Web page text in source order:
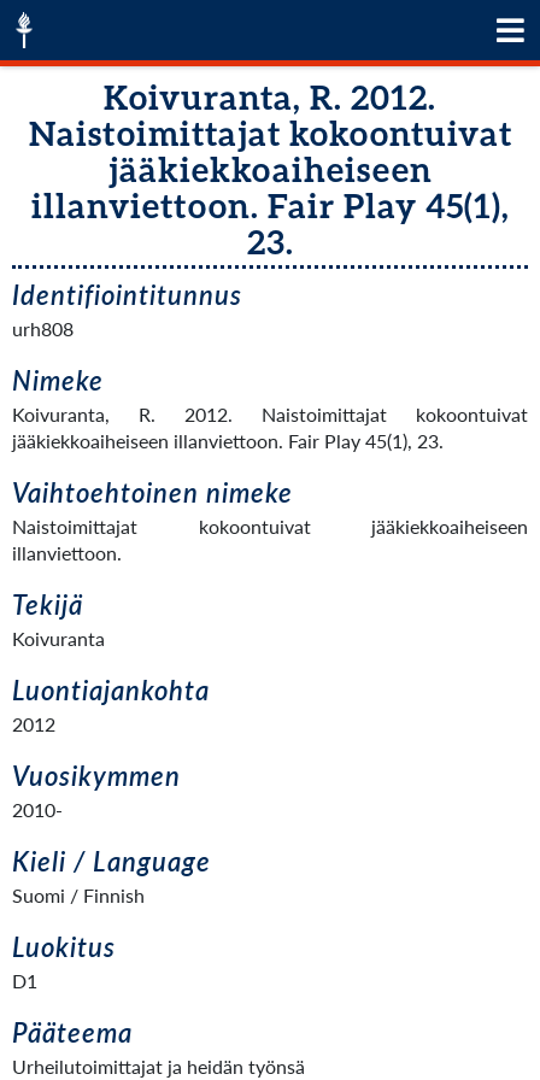
Koivuranta, R. 2012.
Naistoimittajat kokoontuivat
jääkiekkoaiheiseen
illanviettoon. Fair Play 45(1),
23.
Identifiointitunnus
urh808
Nimeke
Koivuranta, R. 2012. Naistoimittajat kokoontuivat
jääkiekkoaiheiseen illanviettoon. Fair Play 45(1), 23.
Vaihtoehtoinen nimeke
Naistoimittajat kokoontuivat jääkiekkoaiheiseen
illanviettoon.
Tekijä
Koivuranta
Luontiajankohta
2012
Vuosikymmen
2010-
Kieli / Language
Suomi / Finnish
Luokitus
D1
Pääteema
Urheilutoimittajat ja heidän työnsä